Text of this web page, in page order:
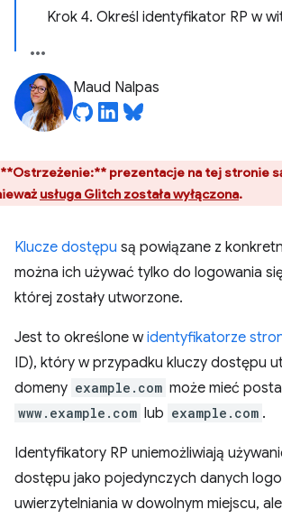
Krok 4. Określ identyfikator RP w
Maud Nalpas
**Ostrzeżenie:** prezentacje na tej stronie
usługa Glitch została wyłączona.
Klucze dostępu są powiązane z
można ich używać tylko do logowania
której zostały utworzone.
Jest to określone widentyfikatorze
ID), który w przypadku kluczy dostępu
domeny example.com może mieć
www.example.com lub example.com .
Identyfikatory RP uniemożliwiają
dostępu jako pojedynczych danych
uwierzytelniania w dowolnym miejscu,